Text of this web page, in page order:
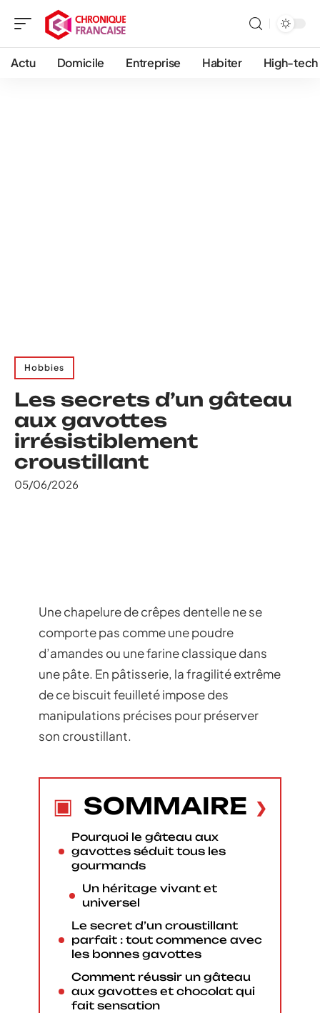
Actu Domicile Entreprise Habiter High-tech
Hobbies
Les secrets d’un gâteau
aux gavottes
irrésistiblement
croustillant
05/06/2026
Une chapelure de crêpes dentelle ne se
comporte pas comme une poudre
d’amandes ou une farine classique dans
une pâte. En pâtisserie, la fragilité extrême
de ce biscuit feuilleté impose des
manipulations précises pour préserver
son croustillant.
SOMMAIRE
Pourquoi le gâteau aux
gavottes séduit tous les
gourmands
Un héritage vivant et
universel
Le secret d’un croustillant
parfait : tout commence avec
les bonnes gavottes
Comment réussir un gâteau
aux gavottes et chocolat qui
fait sensation